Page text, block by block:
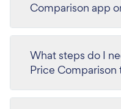
Comparison app
What steps do I
Price